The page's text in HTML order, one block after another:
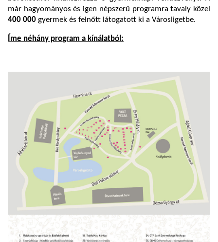
már hagyományos és igen népszerű programra tavaly közel
400 000 gyermek és felnőtt látogatott ki a Városligetbe.
Íme néhány program a kínálatból: